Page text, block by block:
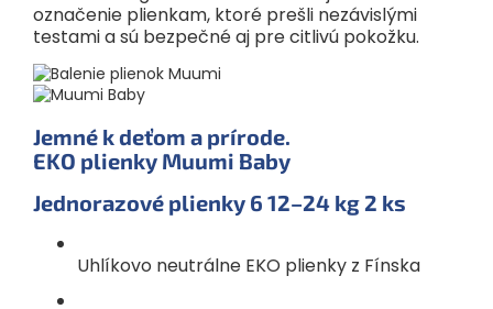
označenie plienkam, ktoré prešli nezávislými
testami a sú bezpečné aj pre citlivú pokožku.
Jemné k deťom a prírode.
EKO plienky Muumi Baby
Jednorazové plienky 6 12–24 kg2 ks
Uhlíkovo neutrálne EKO plienky z Fínska